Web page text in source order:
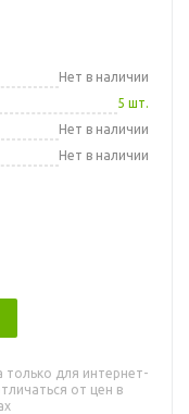
Нет в наличии
5 шт.
Нет в наличии
Нет в наличии
только для интернет-
от цен в